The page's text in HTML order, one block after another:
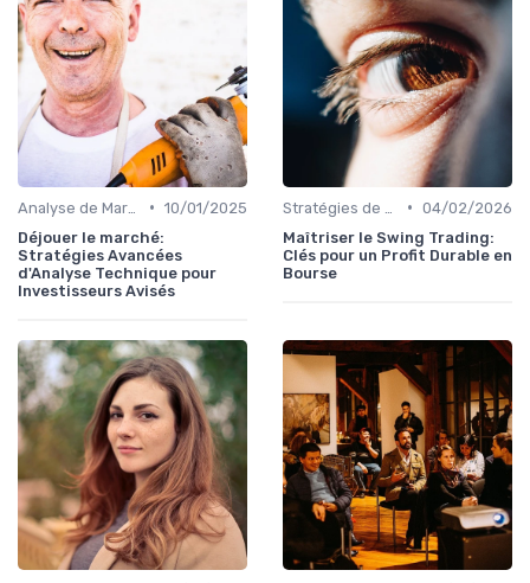
• 10/01/2025
Déjouer le marché:
Stratégies Avancées
d'Analyse Technique pour
Investisseurs Avisés
• 04/02/2026
Maîtriser le Swing Trading:
Clés pour un Profit Durable en
Bourse